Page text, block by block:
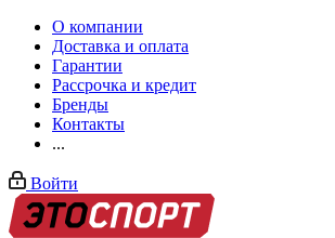
О компании
Доставка и оплата
Гарантии
Рассрочка и кредит
Бренды
Контакты
...
Войти